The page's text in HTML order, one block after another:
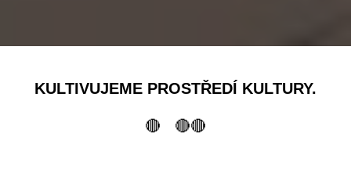
KULTIVUJEME PROSTŘEDÍ KULTURY.
🔴 🔴🔴